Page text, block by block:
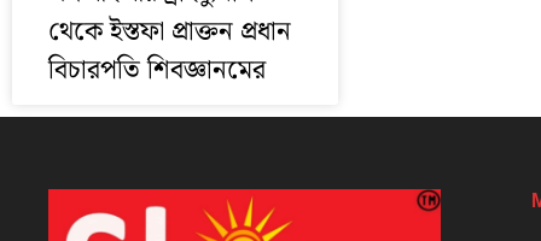
থেকে ইস্তফা প্রাক্তন প্রধান
বিচারপতি শিবজ্ঞানমের